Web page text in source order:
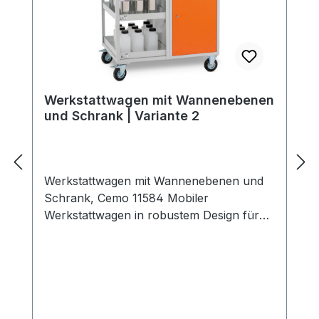
Werkstattwagen mit Wannenebenen
und Schrank | Variante 2
Werkstattwagen mit Wannenebenen und
Schrank, Cemo 11584 Mobiler
Werkstattwagen in robustem Design für